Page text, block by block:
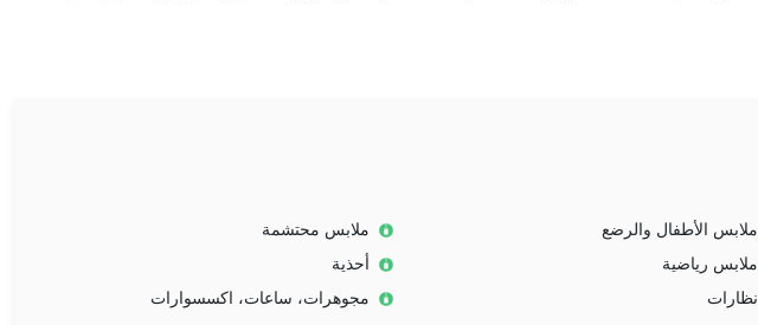
ملابس الأطفال والرضع
ملابس محتشمة
ملابس رياضية
أحذية
نظارات مجوهرات، ساعات، اكسسوارات